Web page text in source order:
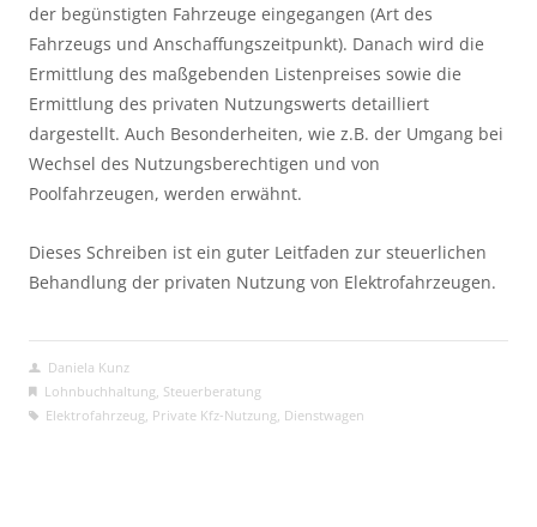
der begünstigten Fahrzeuge eingegangen (Art des
Fahrzeugs und Anschaffungszeitpunkt). Danach wird die
Ermittlung des maßgebenden Listenpreises sowie die
Ermittlung des privaten Nutzungswerts detailliert
dargestellt. Auch Besonderheiten, wie z.B. der Umgang bei
Wechsel des Nutzungsberechtigen und von
Poolfahrzeugen, werden erwähnt.
Dieses Schreiben ist ein guter Leitfaden zur steuerlichen
Behandlung der privaten Nutzung von Elektrofahrzeugen.
Daniela Kunz
Lohnbuchhaltung Steuerberatung
Elektrofahrzeug Private Kfz-Nutzung Dienstwagen